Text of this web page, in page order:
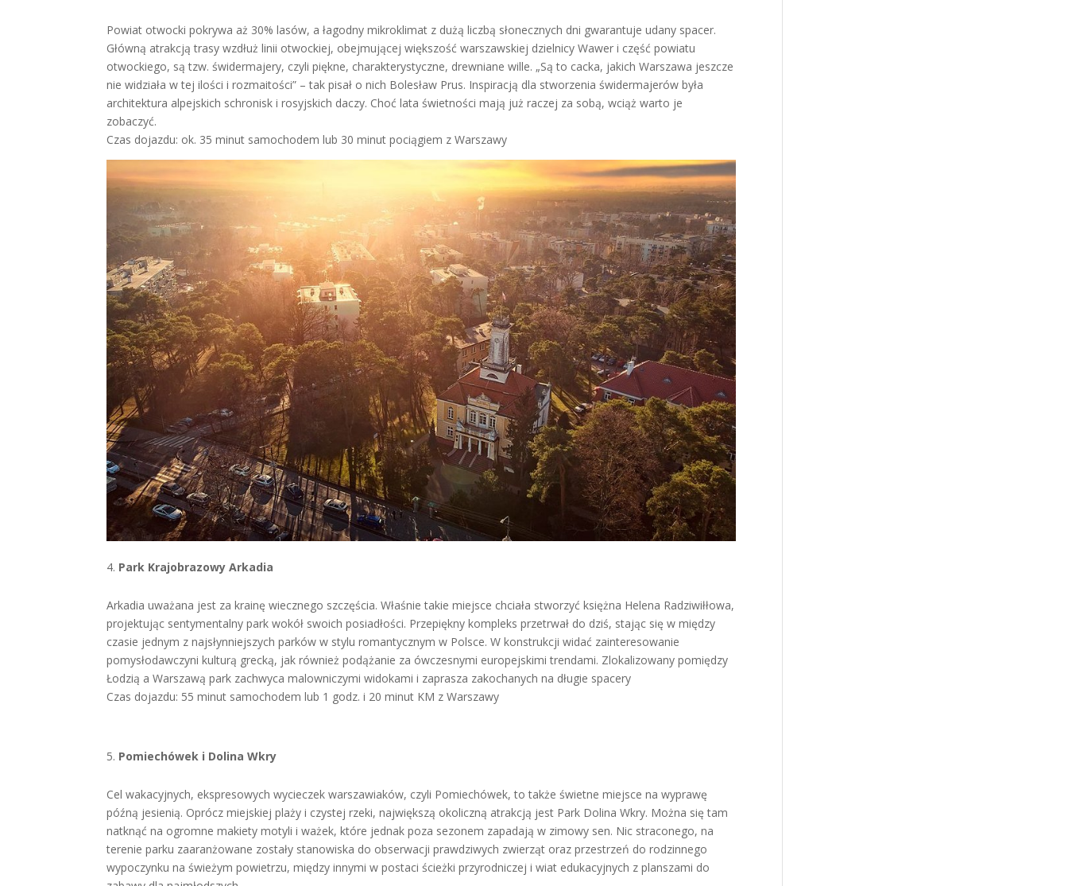
Powiat otwocki pokrywa aż 30% lasów, a łagodny mikroklimat z dużą liczbą słonecznych dni gwarantuje udany spacer.
Główną atrakcją trasy wzdłuż linii otwockiej, obejmującej większość warszawskiej dzielnicy Wawer i część powiatu
otwockiego, są tzw. świdermajery, czyli piękne, charakterystyczne, drewniane wille. „Są to cacka, jakich Warszawa jeszcze
nie widziała w tej ilości i rozmaitości” – tak pisał o nich Bolesław Prus. Inspiracją dla stworzenia świdermajerów była
architektura alpejskich schronisk i rosyjskich daczy. Choć lata świetności mają już raczej za sobą, wciąż warto je
zobaczyć.
Czas dojazdu: ok. 35 minut samochodem lub 30 minut pociągiem z Warszawy
Park Krajobrazowy Arkadia
Arkadia uważana jest za krainę wiecznego szczęścia. Właśnie takie miejsce chciała stworzyć księżna Helena Radziwiłłowa,
projektując sentymentalny park wokół swoich posiadłości. Przepiękny kompleks przetrwał do dziś, stając się w między
czasie jednym z najsłynniejszych parków w stylu romantycznym w Polsce. W konstrukcji widać zainteresowanie
pomysłodawczyni kulturą grecką, jak również podążanie za ówczesnymi europejskimi trendami. Zlokalizowany pomiędzy
Łodzią a Warszawą park zachwyca malowniczymi widokami i zaprasza zakochanych na długie spacery
Czas dojazdu: 55 minut samochodem lub 1 godz. i 20 minut KM z Warszawy
Pomiechówek i Dolina Wkry
Cel wakacyjnych, ekspresowych wycieczek warszawiaków, czyli Pomiechówek, to także świetne miejsce na wyprawę
późną jesienią. Oprócz miejskiej plaży i czystej rzeki, największą okoliczną atrakcją jest Park Dolina Wkry. Można się tam
natknąć na ogromne makiety motyli i ważek, które jednak poza sezonem zapadają w zimowy sen. Nic straconego, na
terenie parku zaaranżowane zostały stanowiska do obserwacji prawdziwych zwierząt oraz przestrzeń do rodzinnego
wypoczynku na świeżym powietrzu, między innymi w postaci ścieżki przyrodniczej i wiat edukacyjnych z planszami do